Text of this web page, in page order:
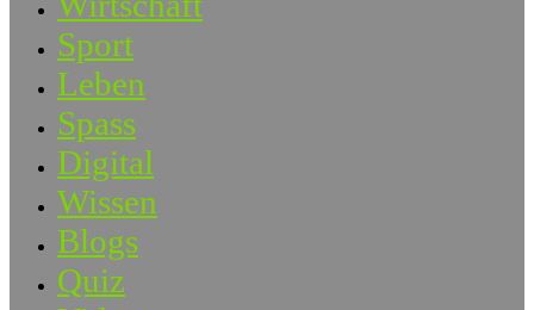
Sport
Leben
Spass
Digital
Wissen
Blogs
Quiz